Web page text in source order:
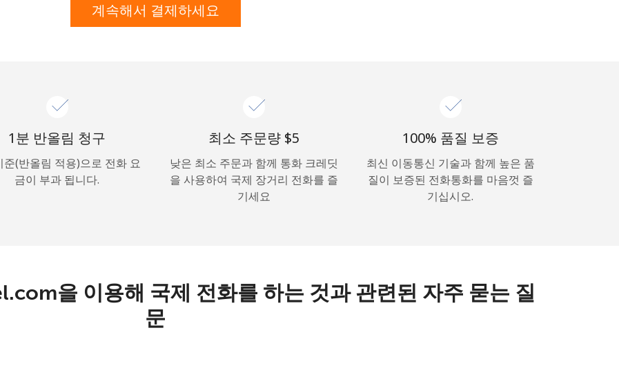
저희와 연락을 유지하여 최고의 할인 혜택을 받으세요.
계속해서 결제하세요
1분 반올림 청구
준(반올림 적용)으로 전화 요
금이 부과 됩니다.
최소 주문량 ⁦$5⁩
낮은 최소 주문과 함께 통화 크레딧
을 사용하여 국제 장거리 전화를 즐
기세요
100% 품질 보증
최신 이동통신 기술과 함께 높은 품
질이 보증된 전화통화를 마음껏 즐
기십시오.
을 이용해 국제 전화를 하는 것과 관련된 자주 묻는 질
문